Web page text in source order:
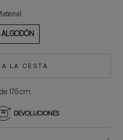
ALGODÓN
LA CESTA
176 cm.
DEVOLUCIONES